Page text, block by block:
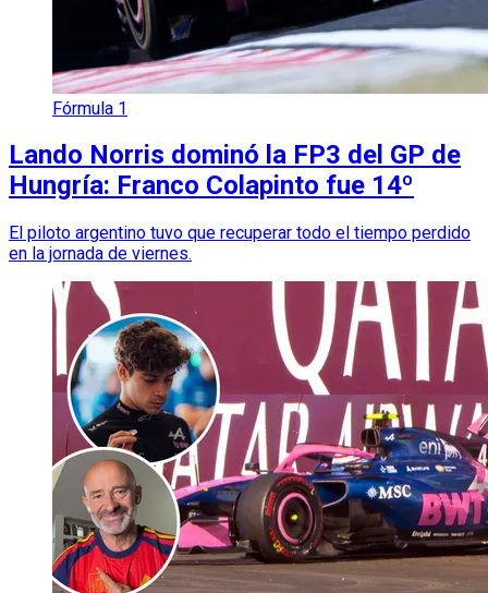
Fórmula 1
Lando Norris dominó la FP3 del GP de
Hungría: Franco Colapinto fue 14º
El piloto argentino tuvo que recuperar todo el tiempo perdido
en la jornada de viernes.